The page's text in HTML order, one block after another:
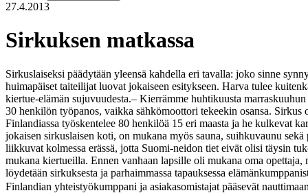
27.4.2013
Sirkuksen matkassa
Sirkuslaiseksi päädytään yleensä kahdella eri tavalla: joko sinne
huimapäiset taiteilijat luovat jokaiseen esitykseen. Harva tulee
kiertue-elämän sujuvuudesta.– Kierrämme huhtikuusta
30 henkilön työpanos, vaikka sähkömoottori tekeekin osansa.
Finlandiassa työskentelee 80 henkilöä 15 eri maasta ja he kulkevat
jokaisen sirkuslaisen koti, on mukana myös sauna, suihkuvaunu
liikkuvat kolmessa erässä, jotta Suomi-neidon tiet eivät olisi täysin
mukana kiertueilla. Ennen vanhaan lapsille oli mukana oma
löydetään sirkuksesta ja parhaimmassa tapauksessa
Finlandian yhteistyökumppani ja asiakasomistajat pääsevät